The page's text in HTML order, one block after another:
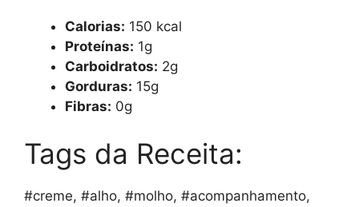
Calorias: 150 kcal
Proteínas: 1g
Carboidratos: 2g
Gorduras: 15g
Fibras: 0g
Tags da Receita:
#creme, #alho, #molho, #acompanhamento,